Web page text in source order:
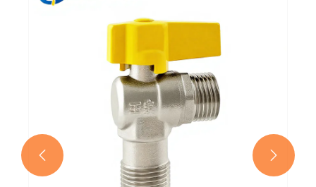
 